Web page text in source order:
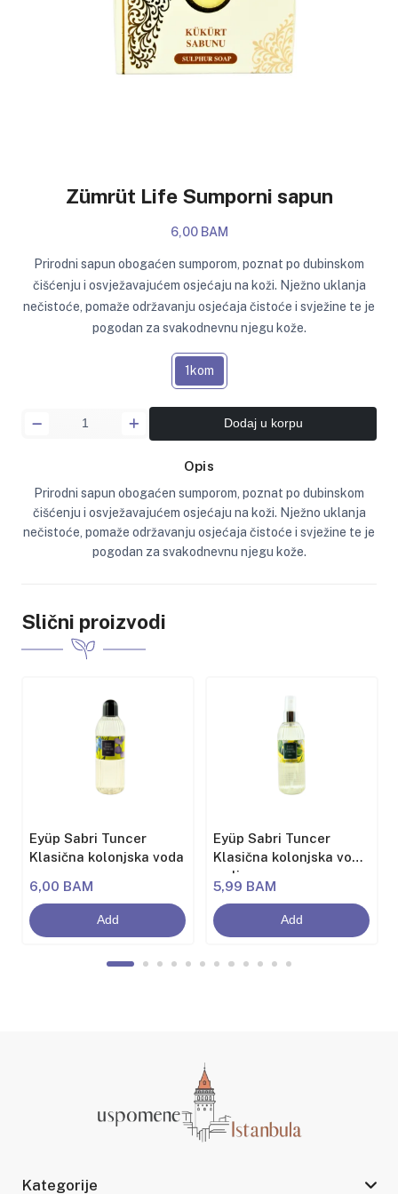
Zümrüt Life Sumporni sapun
6,00 BAM
Prirodni sapun obogaćen sumporom, poznat po dubinskom
čišćenju i osvježavajućem osjećaju na koži. Nježno uklanja
nečistoće, pomaže održavanju osjećaja čistoće i svježine te je
pogodan za svakodnevnu njegu kože.
1kom
Dodaj u korpu
Opis
Prirodni sapun obogaćen sumporom, poznat po dubinskom
čišćenju i osvježavajućem osjećaju na koži. Nježno uklanja
nečistoće, pomaže održavanju osjećaja čistoće i svježine te je
pogodan za svakodnevnu njegu kože.
Slični proizvodi
Eyüp Sabri Tuncer
Klasična kolonjska voda
6,00 BAM
Add
Eyüp Sabri Tuncer
Klasična kolonjska voda
sa limunom
5,99 BAM
Add
Kategorije